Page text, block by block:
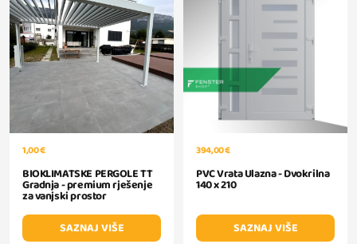
1,00 €
BIOKLIMATSKE PERGOLE TT
Gradnja - premium rješenje
za vanjski prostor
SAZNAJ VIŠE
394,00 €
PVC Vrata Ulazna - Dvokrilna
140 x 210
SAZNAJ VIŠE